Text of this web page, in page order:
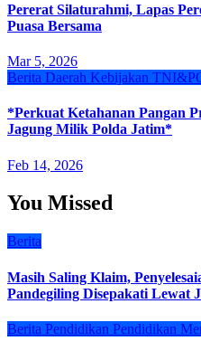
Pererat Silaturahmi, Lapas
Puasa Bersama
Mar 5, 2026
Berita Daerah Kebijakan
*Perkuat Ketahanan Pangan
Jagung Milik Polda Jatim*
Feb 14, 2026
You Missed
Berita
Masih Saling Klaim,
Pandegiling Disepakati Lewat
Berita Pendidikan Pendidikan